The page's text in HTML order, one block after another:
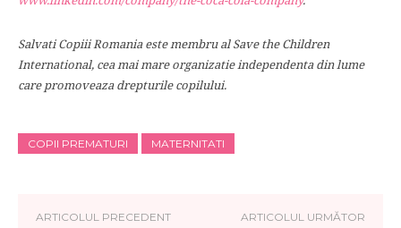
Salvati Copiii Romania este membru al Save the Children
International, cea mai mare organizatie independenta din lume
care promoveaza drepturile copilului.
COPII PREMATURI MATERNITATI
ARTICOLUL PRECEDENT ARTICOLUL URMĂTOR